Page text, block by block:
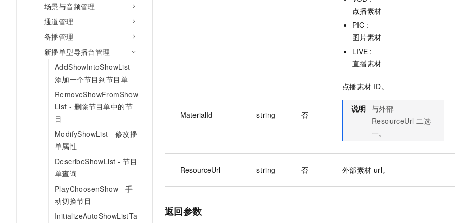
场景与音频管理
通道管理
备播管理
新播单型导播台管理
AddShowIntoShowList -
添加一个节目到节目单
RemoveShowFromShow
List - 删除节目单中的节
目
ModifyShowList - 修改播
单属性
DescribeShowList - 节目
单查询
PlayChoosenShow - 手
动切换节目
InitializeAutoShowListTa
点播素材
PIC :
图片素材
LIVE :
直播素材
MaterialId string 否
点播素材 ID。
说明 与外部
ResourceUrl 二选
一。
ResourceUrl string 否 外部素材 url。
返回参数